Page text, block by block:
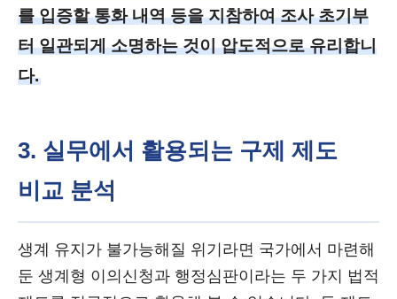
를 입증할 통화 내역 등을 지참하여 조사 초기부
터 일관되게 소명하는 것이 압도적으로 유리합니
다.
3. 실무에서 활용되는 구제 제도
비교 분석
생계 유지가 불가능해질 위기라면 국가에서 마련해
둔 생계형 이의신청과 행정심판이라는 두 가지 법적